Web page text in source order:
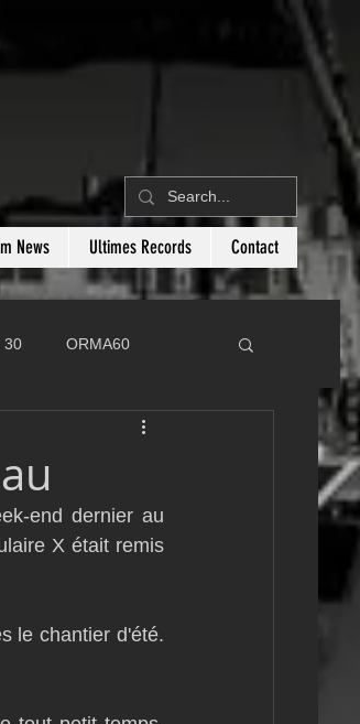
News Ultimes Records Contact
30 ORMA60
L&#39;Hydroptère
end dernier au
X était remis
le chantier d'été.